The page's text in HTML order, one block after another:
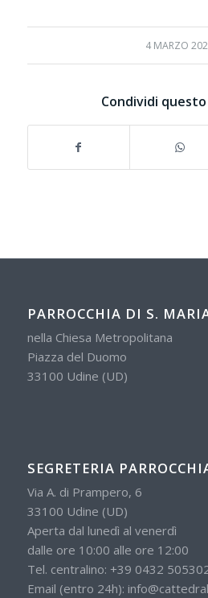
4 MARZO
Condividi
PARROCCHIA DI S.
nella Chiesa Metropolitana
Piazza del Duomo
33100 Udine (UD)
SEGRETERIA
Via A. di Prampero, 6
33100 Udine (UD)
Aperta dal lunedì al venerdì
dalle ore 10:00 alle ore 12:00
Tel. centralino: +39 0432
Email (entro 24h):